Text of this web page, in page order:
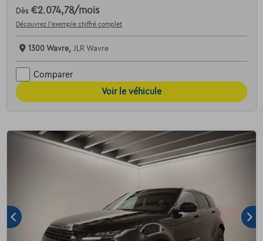
Dès €2.074,78/mois
Découvrez l’exemple chiffré complet
1300 Wavre, JLR Wavre
Comparer
Voir le véhicule